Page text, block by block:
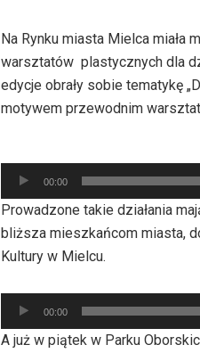
Na Rynku miasta Mielca miała
warsztatów plastycznych dla
edycje obrały sobie tematykę
motywem przewodnim
Odtwarzacz
plików
dźwiękowych
00:00
Prowadzone takie działania
bliższa mieszkańcom miasta,
Kultury w Mielcu.
Odtwarzacz
plików
00:00
A już w piątek w Parku